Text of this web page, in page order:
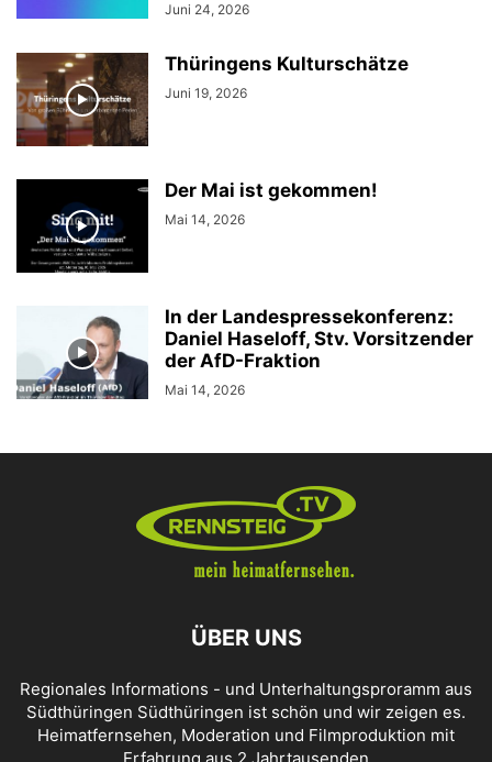
Juni 24, 2026
Thüringens Kulturschätze
Juni 19, 2026
Der Mai ist gekommen!
Mai 14, 2026
In der Landespressekonferenz:
Daniel Haseloff, Stv. Vorsitzender
der AfD-Fraktion
Mai 14, 2026
ÜBER UNS
Regionales Informations - und Unterhaltungsproramm aus
Südthüringen Südthüringen ist schön und wir zeigen es.
Heimatfernsehen, Moderation und Filmproduktion mit